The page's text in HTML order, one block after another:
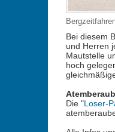
Bei diesem
und Herren
Mautstelle
hoch
Die "Loser-